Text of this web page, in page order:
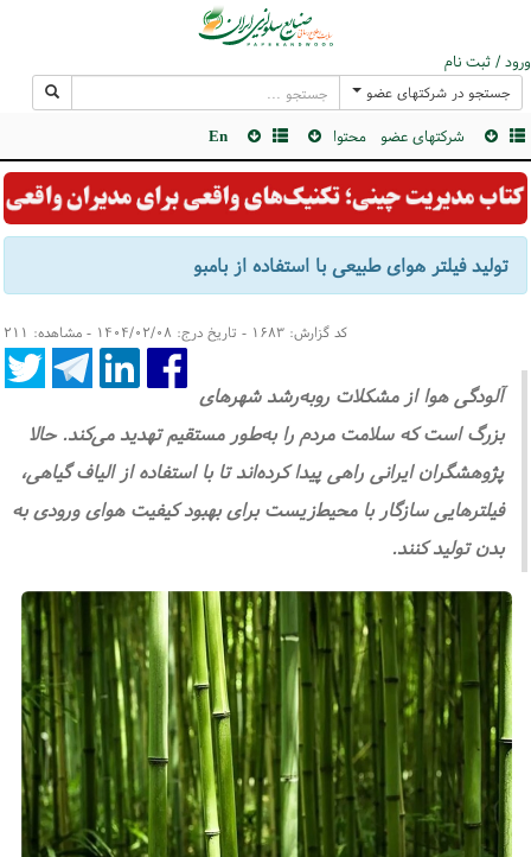
ورود / ثبت نام
جستجو در شرکتهای عضو
شرکتهای عضو محتوا En
تولید فیلتر هوای طبیعی با استفاده از بامبو
کد گزارش: ۱۶۸۳ - تاریخ درج: ۱۴۰۴/۰۲/۰۸ - مشاهده: ۲۱۱
آلودگی هوا از مشکلات روبه‌رشد شهرهای
بزرگ است که سلامت مردم را به‌طور مستقیم تهدید می‌کند. حالا
پژوهشگران ایرانی راهی پیدا کرده‌اند تا با استفاده از الیاف گیاهی،
فیلترهایی سازگار با محیط‌زیست برای بهبود کیفیت هوای ورودی به
بدن تولید کنند.